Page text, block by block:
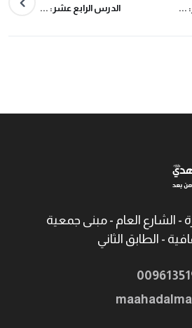
... الدرس الرابع عشر: ...
- الشارع العام - مبنى جمعية
- الطابق الثاني